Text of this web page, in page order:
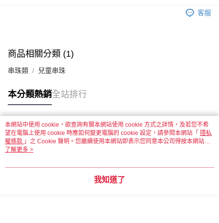
每筆NT$60，滿NT$1,500(含以上)免運費
付款後全家取貨
每筆NT$60，滿NT$1,500(含以上)免運費
付款後7-11取貨
每筆NT$60，滿NT$1,500(含以上)免運費
每筆NT$130，滿NT$2,000(含以上)免運費
客服
商品相關分類 (1)
串珠類 兒童串珠
本分類熱銷全站排行
熱門標籤
本網站中使用 cookie，欲查詢有關本網站使用 cookie 方式之詳情，及若您不希
望在電腦上使用 cookie 時應如何變更電腦的 cookie 設定，請參閱本網站「 隱私
權條款 」之 Cookie 聲明。您繼續使用本網站即表示您同意本公司得按本網站使
用條款之 Cookie 聲明使用 cookie。
了解更多 >
我知道了